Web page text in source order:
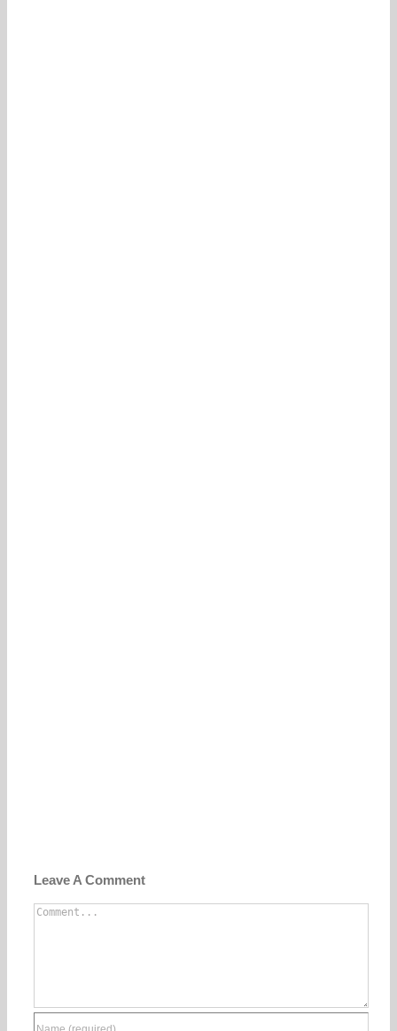
Leave A Comment
Comment